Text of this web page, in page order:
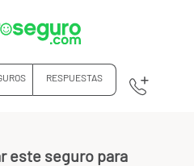
RESPUESTAS
este seguro para